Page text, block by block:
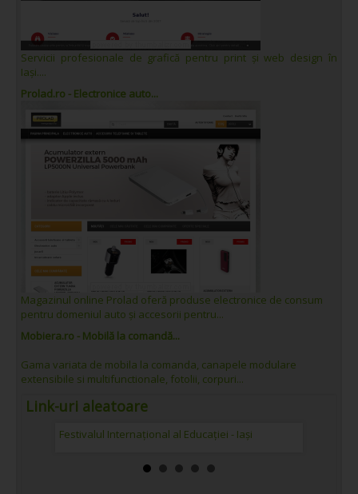
Servicii profesionale de grafică pentru print și web design în
Iași....
Prolad.ro - Electronice auto...
Magazinul online Prolad oferă produse electronice de consum
pentru domeniul auto și accesorii pentru...
Mobiera.ro - Mobilă la comandă...
Gama variata de mobila la comanda, canapele modulare
extensibile si multifunctionale, fotolii, corpuri...
Link-uri aleatoare
Festivalul Internațional al Educației - Iași